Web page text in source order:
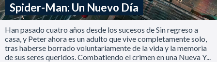
Spider-Man: Un Nuevo Día
Han pasado cuatro años desde los sucesos de Sin regreso a
casa, y Peter ahora es un adulto que vive completamente solo,
tras haberse borrado voluntariamente de la vida y la memoria
de sus seres queridos. Combatiendo el crimen en una Nueva Y...